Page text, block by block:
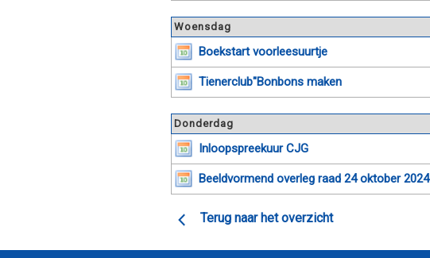
Woensdag
Boekstart voorleesuurtje
Tienerclub"Bonbons maken
Donderdag
Inloopspreekuur CJG
Beeldvormend overleg raad 24 oktober 2024
Terug naar het overzicht